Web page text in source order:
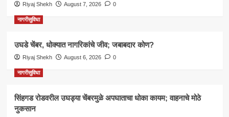
Riyaj Shekh August 7, 2026 0
नागरीसुविधा
उघडे चेंबर, धोक्यात नागरिकांचे जीव; जबाबदार कोण?
Riyaj Shekh August 6, 2026 0
नागरीसुविधा
सिंहगड रोडवरील उघड्या चेंबरमुळे अपघाताचा धोका कायम; वाहनाचे मोठे
नुकसान